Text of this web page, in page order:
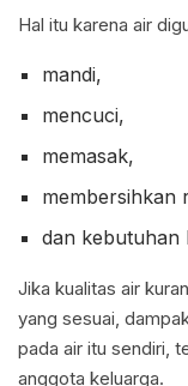
Hal itu karena air
mandi,
mencuci,
memasak,
membersihkan
dan kebutuhan
Jika kualitas air
yang sesuai,
pada air itu sendiri,
anggota keluarga.